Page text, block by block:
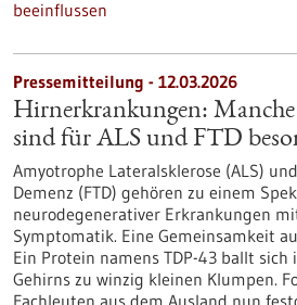
beeinflussen
Pressemitteilung - 12.03.2026
Hirnerkrankungen:
sind für ALS und FTD
Amyotrophe Lateralsklerose (ALS)
Demenz (FTD) gehören zu einem
neurodegenerativer Erkrankungen
Symptomatik. Eine Gemeinsamkeit
Ein Protein namens TDP-43 ballt sich
Gehirns zu winzig kleinen Klumpen.
Fachleuten aus dem Ausland nun